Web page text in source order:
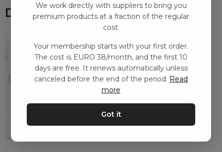
Du kanske också gillar
We work directly with suppliers to bring you
premium products at a fraction of the regular
cost.
Your membership starts with your first order.
The cost is EURO 38/month, and the first 10
days are free. It renews automatically unless
canceled before the end of the period. Read
more
Got it